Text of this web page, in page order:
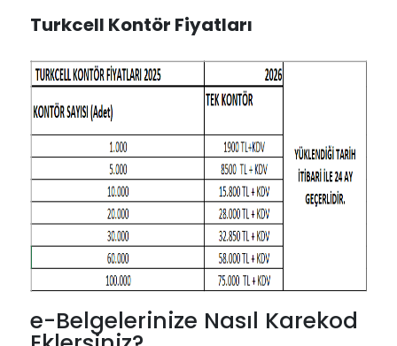
Turkcell Kontör Fiyatları
e-Belgelerinize Nasıl Karekod